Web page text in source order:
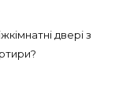
двері з